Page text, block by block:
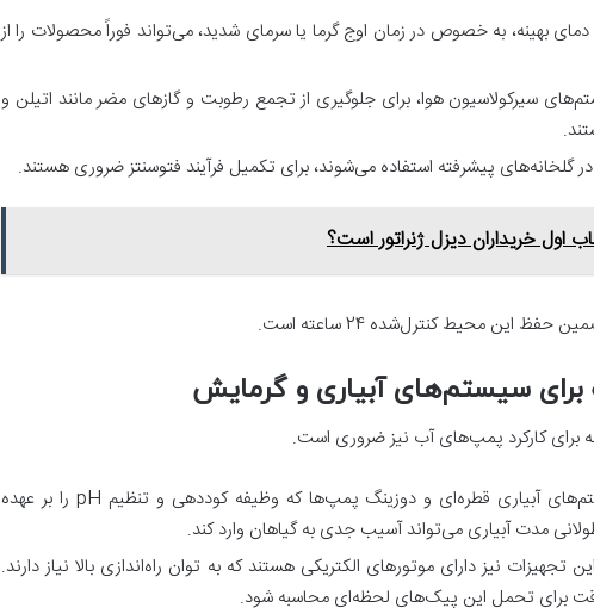
بهینه، به خصوص در زمان اوج گرما یا سرمای شدید، می‌تواند فوراً محصولات را از
سیرکولاسیون هوا، برای جلوگیری از تجمع رطوبت و گازهای مضر مانند اتیلن و
گلخانه‌های پیشرفته استفاده می‌شوند، برای تکمیل فرآیند فتوسنتز ضروری هستند.
اول خریداران دیزل ژنراتور است؟
این محیط کنترل‌شده 24 ساعته است.
برای سیستم‌های آبیاری و گرمایش
برای کارکرد پمپ‌های آب نیز ضروری است.
سیستم‌های آبیاری قطره‌ای و دوزینگ پمپ‌ها که وظیفه کوددهی و تنظیم pH را بر عهده
مدت آبیاری می‌تواند آسیب جدی به گیاهان وارد کند.
تجهیزات نیز دارای موتورهای الکتریکی هستند که به توان راه‌اندازی بالا نیاز دارند.
برای تحمل این پیک‌های لحظه‌ای محاسبه شود.